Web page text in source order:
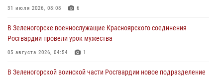
04 августа 2026, 06:50
Военнослужащие Красноярского соединения Росгвардии
познакомили отдыхающих детей с тонкостями РХБ защиты
03 августа 2026, 13:12 2
31 июля 2026, 08:08 6
В Зеленогорске военнослужащие Красноярского соединения
Росгвардии провели урок мужества
05 августа 2026, 04:54 1
В Зеленогорской воинской части Росгвардии новое подразделение